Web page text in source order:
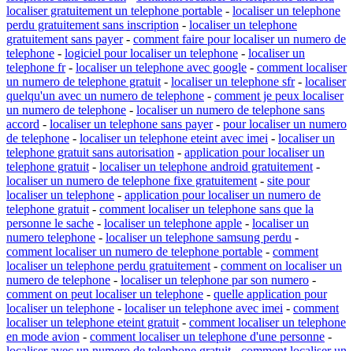
localiser gratuitement un telephone portable - localiser un telephone
perdu gratuitement sans inscription - localiser un telephone
gratuitement sans payer- comment faire pour localiser un numero de
telephone - logiciel pour localiser un telephone - localiser un
telephone fr- localiser un telephone avec google - comment localiser
un numero de telephone gratuit - localiser un telephone sfr- localiser
quelqu'un avec un numero de telephone - comment je peux localiser
un numero de telephone - localiser un numero de telephone sans
accord - localiser un telephone sans payer- pour localiser un numero
de telephone - localiser un telephone eteint avec imei - localiser un
telephone gratuit sans autorisation - application pour localiser un
telephone gratuit - localiser un telephone android gratuitement -
localiser un numero de telephone fixe gratuitement - site pour
localiser un telephone - application pour localiser un numero de
telephone gratuit - comment localiser un telephone sans que la
personne le sache - localiser un telephone apple - localiser un
numero telephone - localiser un telephone samsung perdu -
comment localiser un numero de telephone portable - comment
localiser un telephone perdu gratuitement - comment on localiser un
numero de telephone - localiser un telephone par son numero -
comment on peut localiser un telephone - quelle application pour
localiser un telephone - localiser un telephone avec imei - comment
localiser un telephone eteint gratuit - comment localiser un telephone
en mode avion - comment localiser un telephone d'une personne -